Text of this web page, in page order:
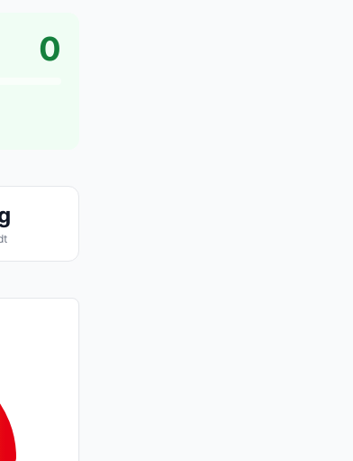
0